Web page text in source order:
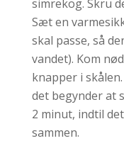
simrekog. Skru
Sæt en
skal passe, så
vandet). Kom
knapper i
det begynder at
2 minut, indtil
sammen.